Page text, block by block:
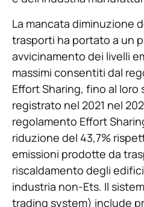
La mancata diminuzione
trasporti ha portato a un
avvicinamento dei livelli
massimi consentiti dal
Effort Sharing, fino al loro
registrato nel 2021 nel
regolamento Effort
riduzione del 43,7%
emissioni prodotte da
riscaldamento degli
industria non-Ets. Il
trading system) include